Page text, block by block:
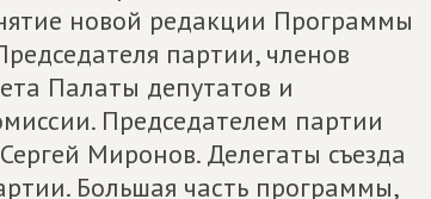
новой редакции Программы
партии, членов
Палаты депутатов и
Председателем партии
Миронов. Делегаты съезда
Большая часть программы,